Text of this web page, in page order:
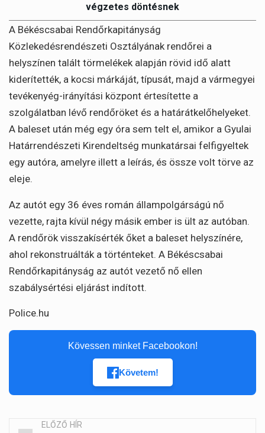
végzetes döntésnek
A Békéscsabai Rendőrkapitányság
Közlekedésrendészeti Osztályának rendőrei a
helyszínen talált törmelékek alapján rövid idő alatt
kiderítették, a kocsi márkáját, típusát, majd a vármegyei
tevékenyég-irányítási központ értesítette a
szolgálatban lévő rendőröket és a határátkelőhelyeket.
A baleset után még egy óra sem telt el, amikor a Gyulai
Határrendészeti Kirendeltség munkatársai felfigyeltek
egy autóra, amelyre illett a leírás, és össze volt törve az
eleje.
Az autót egy 36 éves román állampolgárságú nő
vezette, rajta kívül négy másik ember is ült az autóban.
A rendőrök visszakísérték őket a baleset helyszínére,
ahol rekonstruálták a történteket. A Békéscsabai
Rendőrkapitányság az autót vezető nő ellen
szabálysértési eljárást indított.
Police.hu
Kövessen minket Facebookon!
Követem!
ELŐZŐ HÍR